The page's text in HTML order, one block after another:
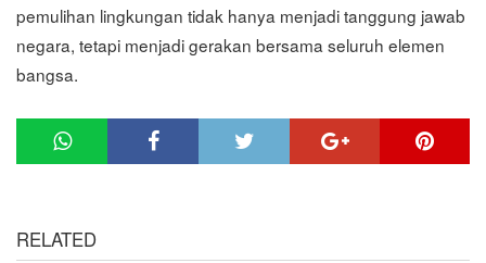
pemulihan lingkungan tidak hanya menjadi tanggung jawab
negara, tetapi menjadi gerakan bersama seluruh elemen
bangsa.
RELATED